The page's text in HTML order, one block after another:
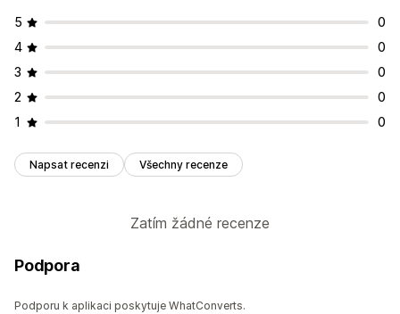
5
0
4
0
3
0
2
0
1
0
Napsat recenzi Všechny recenze
Zatím žádné recenze
Podpora
Podporu k aplikaci poskytuje WhatConverts.